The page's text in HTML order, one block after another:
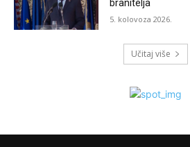
branitelja
5. kolovoza 2026.
Učitaj više